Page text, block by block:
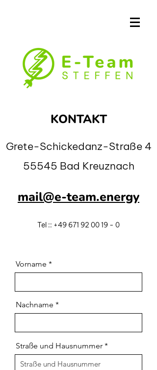
KONTAKT
Grete-Schickedanz-Straße 4
55545 Bad Kreuznach
mail@e-team.energy
Tel :: +49 671 92 00 19 - 0
Vorname
Nachname
Straße und Hausnummer